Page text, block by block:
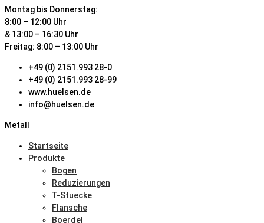
Montag bis Donnerstag:
8:00 – 12:00 Uhr
& 13:00 – 16:30 Uhr
Freitag: 8:00 – 13:00 Uhr
+49 (0) 2151.993 28-0
+49 (0) 2151.993 28-99
www.huelsen.de
info@huelsen.de
Metall
Startseite
Produkte
Bogen
Reduzierungen
T-Stuecke
Flansche
Boerdel